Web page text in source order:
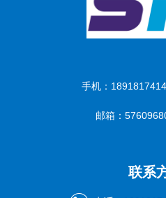
手机：
邮箱：
联系